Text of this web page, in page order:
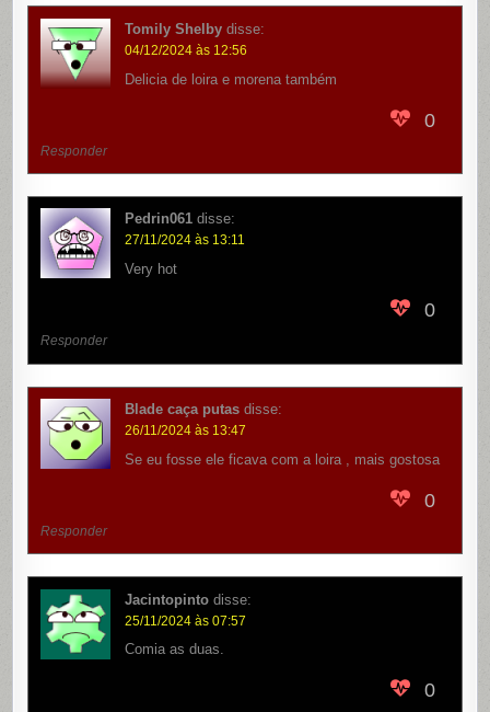
Tomily Shelby disse:
04/12/2024 às 12:56
Delicia de loira e morena também
0
Responder
Pedrin061 disse:
27/11/2024 às 13:11
Very hot
0
Responder
Blade caça putas disse:
26/11/2024 às 13:47
Se eu fosse ele ficava com a loira , mais gostosa
0
Responder
Jacintopinto disse:
25/11/2024 às 07:57
Comia as duas.
0